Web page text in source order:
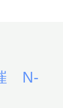
N-